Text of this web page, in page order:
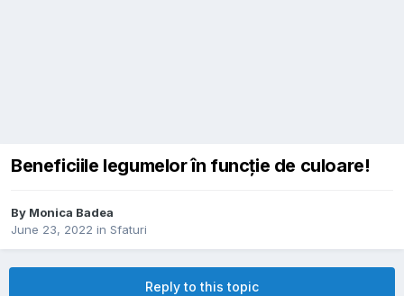
Beneficiile legumelor în funcție de culoare!
By Monica Badea
June 23, 2022 in Sfaturi
Reply to this topic